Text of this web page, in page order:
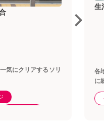
協事業連合
タブレットPOSレジ
台のレジ刷新プロ
豊
初
ム